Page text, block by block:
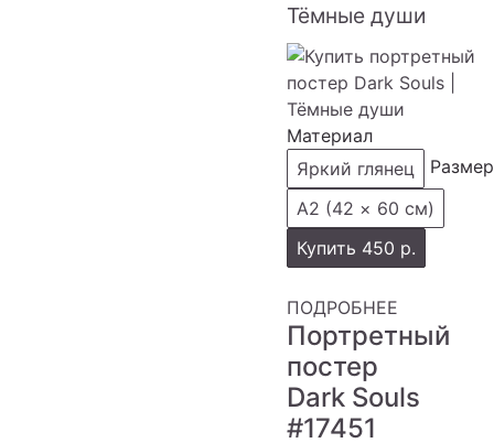
Тёмные души
Материал
Яркий глянец
Размер
А2 (42 × 60 см)
Купить 450 р.
ПОДРОБНЕЕ
Портретный
постер
Dark Souls
#17451